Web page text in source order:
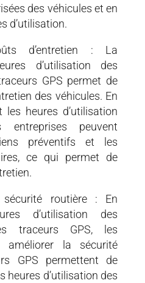
des véhicules et en
d’utilisation.
d’entretien : La
d’utilisation des
GPS permet de
des véhicules. En
heures d’utilisation
entreprises peuvent
préventifs et les
ce qui permet de
routière : En
d’utilisation des
traceurs GPS, les
améliorer la sécurité
GPS permettent de
heures d’utilisation des